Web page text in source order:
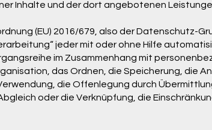
Inhalte und der dort angebotenen
(EU) 2016/679, also der Datenschutz-
jeder mit oder ohne Hilfe
im Zusammenhang mit
das Ordnen, die Speicherung, die
die Offenlegung durch
oder die Verknüpfung, die